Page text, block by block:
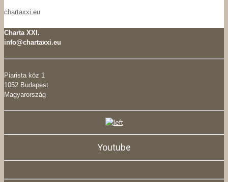
chartaxxi.eu
Charta XXI.
info@chartaxxi.eu
Piarista köz 1
1052 Budapest
Magyarország
Youtube